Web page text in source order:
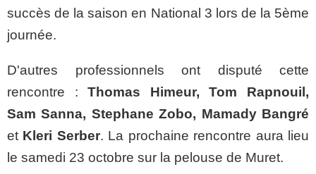
succès de la saison en National 3 lors de la 5ème
journée.
D'autres professionnels ont disputé cette
rencontre :Thomas Himeur, Tom Rapnouil,
Sam Sanna, Stephane Zobo, Mamady Bangré
et Kleri Serber. La prochaine rencontre aura lieu
le samedi 23 octobre sur la pelouse de Muret.